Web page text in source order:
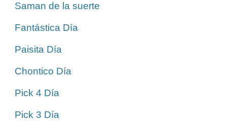
Saman de la suerte
Fantástica Día
Paisita Día
Chontico Día
Pick 4 Día
Pick 3 Día